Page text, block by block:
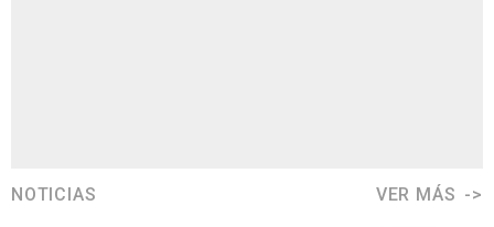
NOTICIAS VER MÁS